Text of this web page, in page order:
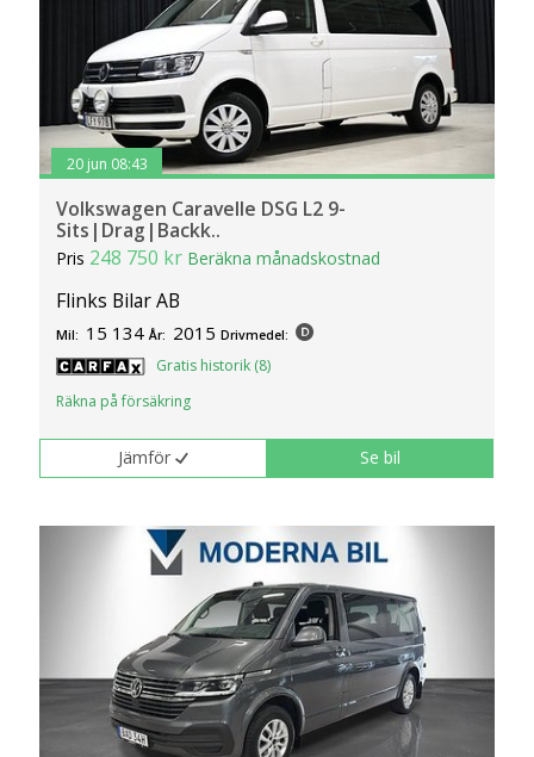
20 jun 08:43
Volkswagen Caravelle DSG L2 9-
Sits|Drag|Backk..
Pris 248 750 kr Beräkna månadskostnad
Flinks Bilar AB
Mil: 15 134 År: 2015 Drivmedel:
Gratis historik (8)
Räkna på försäkring
Jämför Se bil